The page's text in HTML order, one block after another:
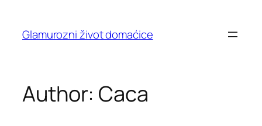
content
Glamurozni život domaćice
Author: Caca